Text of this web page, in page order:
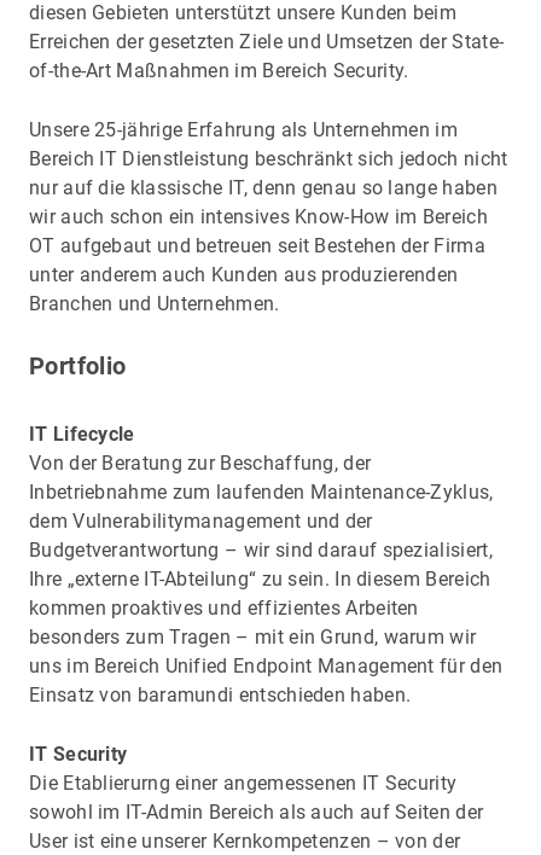
diesen Gebieten unterstützt unsere Kunden beim
Erreichen der gesetzten Ziele und Umsetzen der State-
of-the-Art Maßnahmen im Bereich Security.
Unsere 25-jährige Erfahrung als Unternehmen im
Bereich IT Dienstleistung beschränkt sich jedoch nicht
nur auf die klassische IT, denn genau so lange haben
wir auch schon ein intensives Know-How im Bereich
OT aufgebaut und betreuen seit Bestehen der Firma
unter anderem auch Kunden aus produzierenden
Branchen und Unternehmen.
Portfolio
IT Lifecycle
Von der Beratung zur Beschaffung, der
Inbetriebnahme zum laufenden Maintenance-Zyklus,
dem Vulnerabilitymanagement und der
Budgetverantwortung – wir sind darauf spezialisiert,
Ihre „externe IT-Abteilung“ zu sein. In diesem Bereich
kommen proaktives und effizientes Arbeiten
besonders zum Tragen – mit ein Grund, warum wir
uns im Bereich Unified Endpoint Management für den
Einsatz von baramundi entschieden haben.
IT Security
Die Etablierurng einer angemessenen IT Security
sowohl im IT-Admin Bereich als auch auf Seiten der
User ist eine unserer Kernkompetenzen – von der